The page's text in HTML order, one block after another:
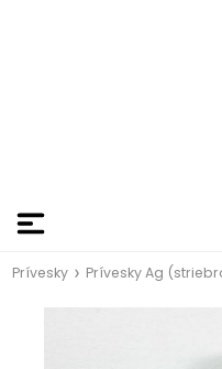
Prívesky Prívesky Ag